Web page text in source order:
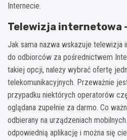
Internecie.
Telewizja internetowa
Jak sama nazwa wskazuje telewizja
do odbiorców za pośrednictwem
takiej opcji, należy wybrać ofertę
telekomunikacyjnych. Przeważnie
przypadku niektórych operatorów
oglądana zupełnie za darmo. Co
odbierany na urządzeniach
odpowiednią aplikację i można się